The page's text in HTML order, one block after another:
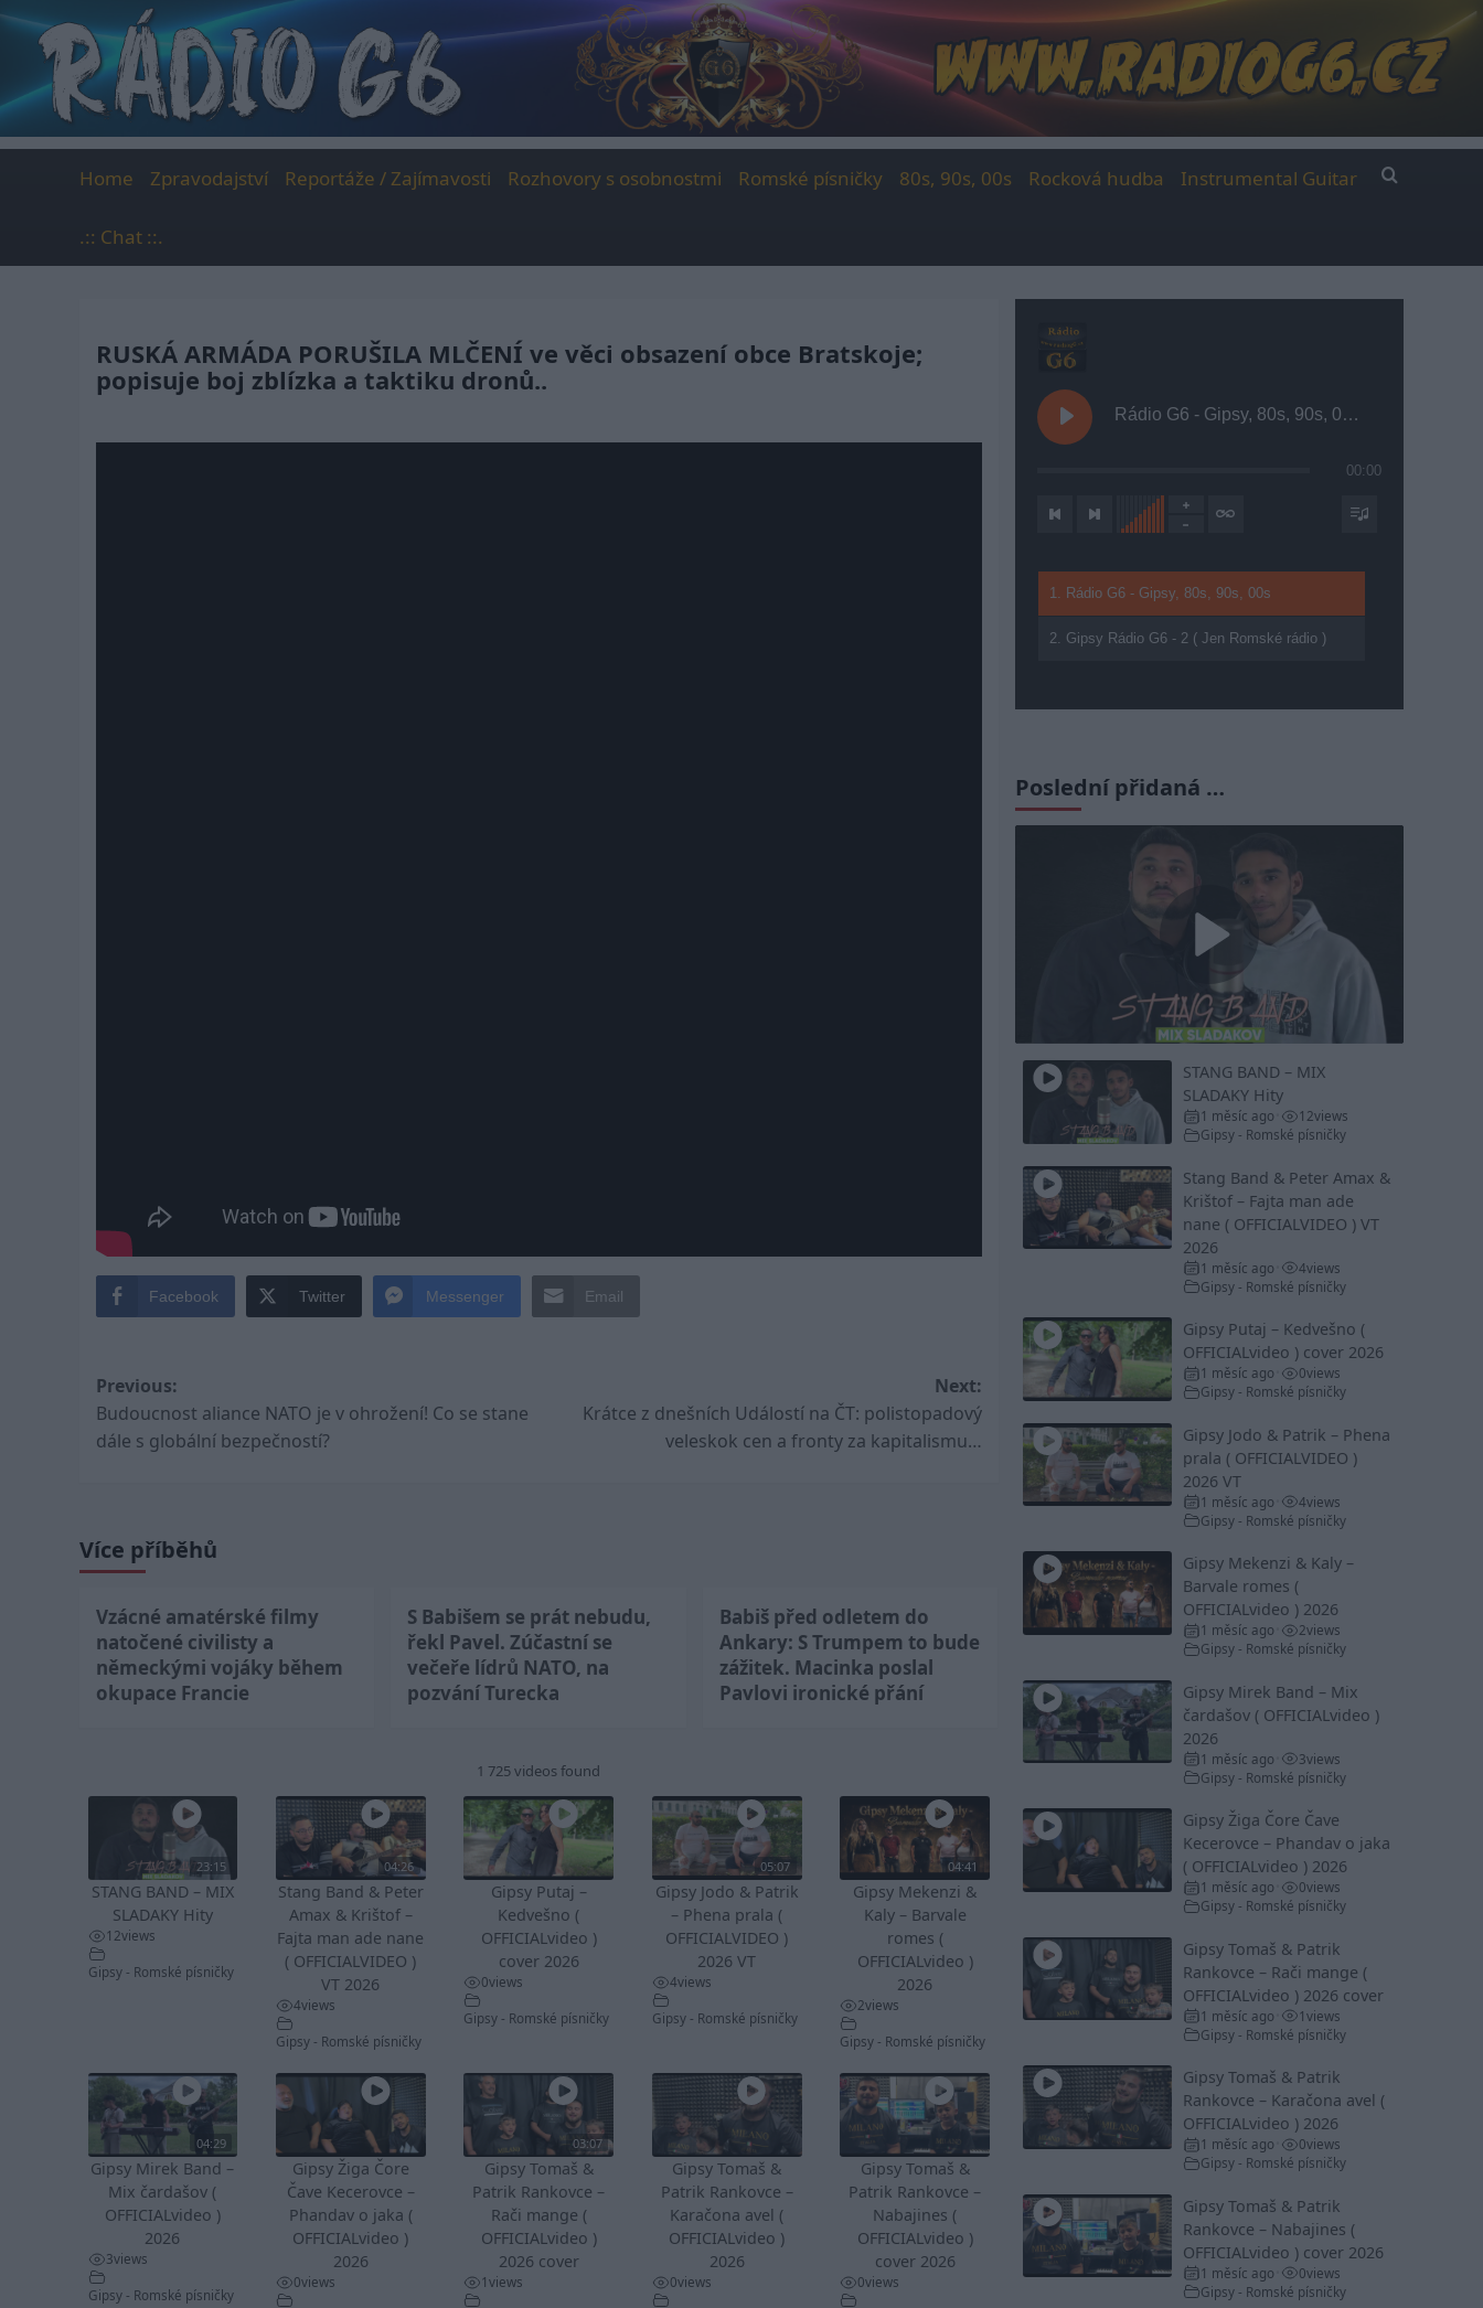
content
Home Zpravodajství Reportáže / Zajímavosti Rozhovory s osobnostmi Romské písničky 80s, 90s, 00s Rocková hudba Instrumental Guitar
.:: Chat ::.
RUSKÁ ARMÁDA PORUŠILA MLČENÍ ve věci obsazení obce Bratskoje;
popisuje boj zblízka a taktiku dronů..
Facebook Twitter Messenger Email
Post
navigation
Previous:
Budoucnost aliance NATO je v ohrožení! Co se stane
dále s globální bezpečností?
Next:
Krátce z dnešních Událostí na ČT: polistopadový
veleskok cen a fronty za kapitalismu…
Více příběhů
Vzácné amatérské filmy
natočené civilisty a
německými vojáky během
okupace Francie
S Babišem se prát nebudu,
řekl Pavel. Zúčastní se
večeře lídrů NATO, na
pozvání Turecka
Babiš před odletem do
Ankary: S Trumpem to bude
zážitek. Macinka poslal
Pavlovi ironické přání
1 725 videos found
23:15
STANG BAND – MIX
SLADAKY Hity
12views
Gipsy - Romské písničky
04:26
Stang Band & Peter
Amax & Krištof –
Fajta man ade nane
( OFFICIALVIDEO )
VT 2026
4views
Gipsy - Romské písničky
Gipsy Putaj –
Kedvešno (
OFFICIALvideo )
cover 2026
0views
Gipsy - Romské písničky
05:07
Gipsy Jodo & Patrik
– Phena prala (
OFFICIALVIDEO )
2026 VT
4views
Gipsy - Romské písničky
04:41
Gipsy Mekenzi &
Kaly – Barvale
romes (
OFFICIALvideo )
2026
2views
Gipsy - Romské písničky
04:29
Gipsy Mirek Band –
Mix čardašov (
OFFICIALvideo )
2026
3views
Gipsy - Romské písničky
Gipsy Žiga Čore
Čave Kecerovce –
Phandav o jaka (
OFFICIALvideo )
2026
0views
03:07
Gipsy Tomaš &
Patrik Rankovce –
Rači mange (
OFFICIALvideo )
2026 cover
1views
Gipsy Tomaš &
Patrik Rankovce –
Karačona avel (
OFFICIALvideo )
2026
0views
Gipsy Tomaš &
Patrik Rankovce –
Nabajines (
OFFICIALvideo )
cover 2026
0views
Rádio G6 - Gipsy, 80s, 90s, 00s
00:00
1. Rádio G6 - Gipsy, 80s, 90s, 00s
2. Gipsy Rádio G6 - 2 ( Jen Romské rádio )
Poslední přidaná …
Play
Video
STANG BAND – MIX
SLADAKY Hity
1 měsíc ago 12views
Gipsy - Romské písničky
Stang Band & Peter Amax &
Krištof – Fajta man ade
nane ( OFFICIALVIDEO ) VT
2026
1 měsíc ago 4views
Gipsy - Romské písničky
Gipsy Putaj – Kedvešno (
OFFICIALvideo ) cover 2026
1 měsíc ago 0views
Gipsy - Romské písničky
Gipsy Jodo & Patrik – Phena
prala ( OFFICIALVIDEO )
2026 VT
1 měsíc ago 4views
Gipsy - Romské písničky
Gipsy Mekenzi & Kaly –
Barvale romes (
OFFICIALvideo ) 2026
1 měsíc ago 2views
Gipsy - Romské písničky
Gipsy Mirek Band – Mix
čardašov ( OFFICIALvideo )
2026
1 měsíc ago 3views
Gipsy - Romské písničky
Gipsy Žiga Čore Čave
Kecerovce – Phandav o jaka
( OFFICIALvideo ) 2026
1 měsíc ago 0views
Gipsy - Romské písničky
Gipsy Tomaš & Patrik
Rankovce – Rači mange (
OFFICIALvideo ) 2026 cover
1 měsíc ago 1views
Gipsy - Romské písničky
Gipsy Tomaš & Patrik
Rankovce – Karačona avel (
OFFICIALvideo ) 2026
1 měsíc ago 0views
Gipsy - Romské písničky
Gipsy Tomaš & Patrik
Rankovce – Nabajines (
OFFICIALvideo ) cover 2026
1 měsíc ago 0views
Gipsy - Romské písničky